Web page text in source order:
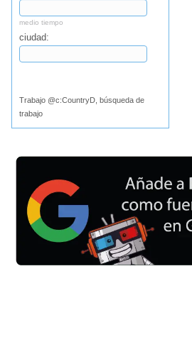
medio tiempo
ciudad:
Trabajo @c:CountryD, búsqueda de
trabajo